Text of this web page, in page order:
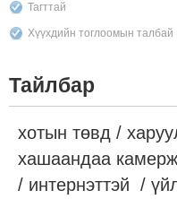
Тагттай
Хүүхдийн тоглоомын талбай
Тайлбар
хотын төвд /
хашаандаа
/ интернэттэй /